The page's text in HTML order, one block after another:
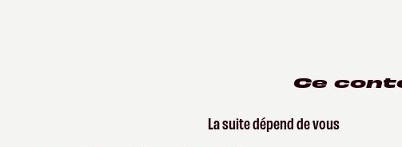
Ce
La suite dépend de vous